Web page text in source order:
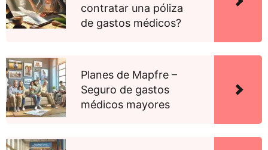
contratar una póliza
de gastos médicos?
Planes de Mapfre –
Seguro de gastos
médicos mayores